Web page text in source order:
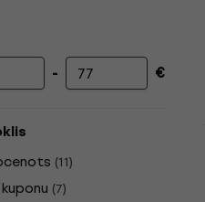
Minimālā cena
- Maksimālā cena
€
(11)
(7)